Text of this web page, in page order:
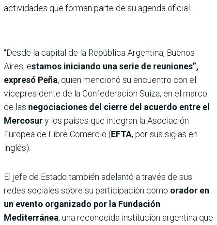
actividades que forman parte de su agenda oficial.
“Desde la capital de la República Argentina, Buenos
Aires, estamos iniciando una serie de reuniones”,
expresó Peña, quien mencionó su encuentro con el
vicepresidente de la Confederación Suiza, en el marco
de las negociaciones del cierre del acuerdo entre el
Mercosury los países que integran la Asociación
Europea de Libre Comercio (EFTA, por sus siglas en
inglés).
El jefe de Estado también adelantó a través de sus
redes sociales sobre su participación como orador en
un evento organizado por la Fundación
Mediterránea, una reconocida institución argentina que